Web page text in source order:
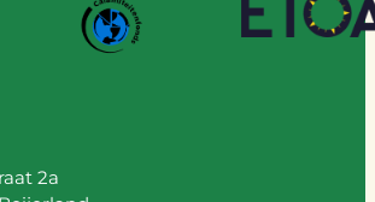
2a